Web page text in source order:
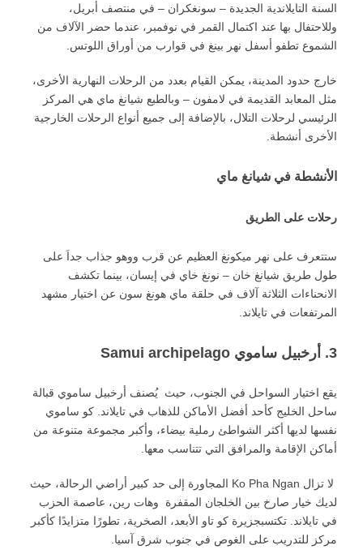
السنة التايلاندية الجديدة – سونغكران – في منتصف أبريل،
وللاحتفال بها عند اكتمال القمر في نوفمبر، عندما حضر الآلاف من
الشموع تطفو أسفل نهر بينغ في قوارب من أوراق اللوتس.
خارج حدود المدينة، يمكن القيام بعدد من الرحلات النهارية الأخرى،
مثل المعابد القديمة في لامفون – وبالطبع شيانغ ماي هي المركز
الرئيسي لرحلات التلال، بالإضافة إلى جميع أنواع الرحلات الخارجية
الأخرى أنشطة.
الأنشطة في شيانغ ماي
رحلات على الطريق
ستتعرف على نهر ميكونغ العظيم عن قرب ووهو جذاب جداَ على
طول طريق شيانغ خان – نونغ خاي في إيسان، بينما تكشف
الانحناءات الثلاثة آلاف في حلقة ماي هونغ سون عن اختيار مشهد
المرتفعات في تايلاند.
3. أرخبيل ساموي Samui archipelago
يقع اختيار السواحل في الجنوب، حيث يُصنف أرخبيل ساموي قبالة
ساحل الخليج كأحد أفضل الأماكن للذهاب في تايلاند. كو ساموي
نفسها لديها أكثر الشواطئ رملية بيضاء، وأكبر مجموعة متنوعة من
أماكن الإقامة والمرافق التي تتناسب معها.
لا تزال Ko Pha Ngan المجاورة إلى حد كبير أراضي الرحالة، حيث
لديك خيار صارخ بين الخلجان المقفرة وهات رين، عاصمة الحزب
في تايلاند. تكتسبجزيرة كو تاو الأبعد، الصخرية، تطورًا متزايدًا كأكبر
مركز للتدريب على الغوص في جنوب شرق آسيا.